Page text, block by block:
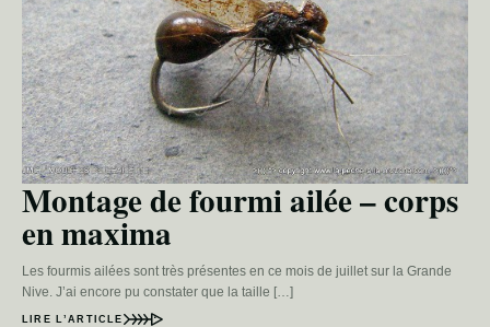
Montage de fourmi ailée – corps
en maxima
Les fourmis ailées sont très présentes en ce mois de juillet sur la Grande
Nive. J’ai encore pu constater que la taille […]
LIRE L’ARTICLE